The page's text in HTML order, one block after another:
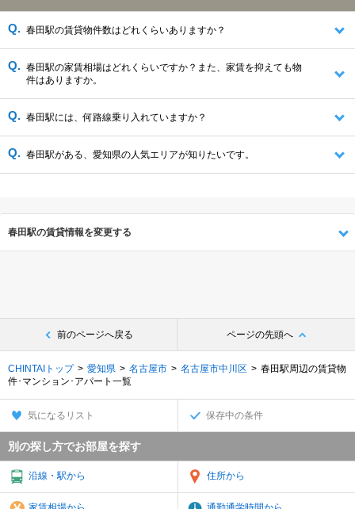
春田駅の賃貸物件数はどれくらいありますか？
春田駅の家賃相場はどれくらいですか？また、家賃を抑えても物
件はありますか。
春田駅には、何路線乗り入れていますか？
春田駅がある、愛知県の人気エリアが知りたいです。
春田駅の賃貸情報を変更する
前のページへ戻る ページの先頭へ
CHINTAIトップ 愛知県 名古屋市 名古屋市中川区
春田駅周辺の賃貸物
件･マンション･アパート一覧
気になるリスト 保存中の条件
別の探し方でお部屋を探す
沿線・駅から 住所から